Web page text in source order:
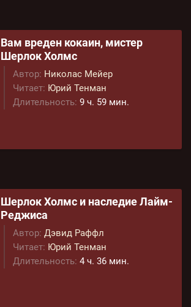
Вам вреден кокаин, мистер
Шерлок Холмс
Автор: Николас Мейер
Читает: Юрий Тенман
Длительность: 9 ч. 59 мин.
Шерлок Холмс и наследие Лайм-
Реджиса
Автор: Дэвид Раффл
Читает: Юрий Тенман
Длительность: 4 ч. 36 мин.